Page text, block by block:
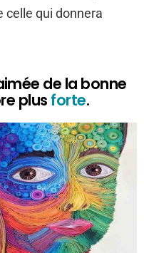
celle qui donnera
de la bonne
plus forte.